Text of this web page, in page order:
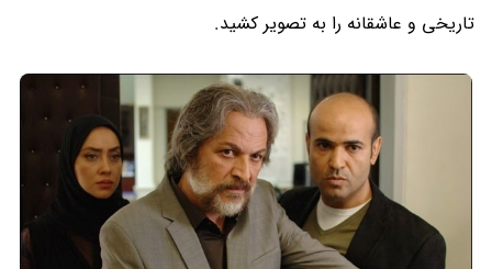
تاریخی و عاشقانه را به تصویر کشید.